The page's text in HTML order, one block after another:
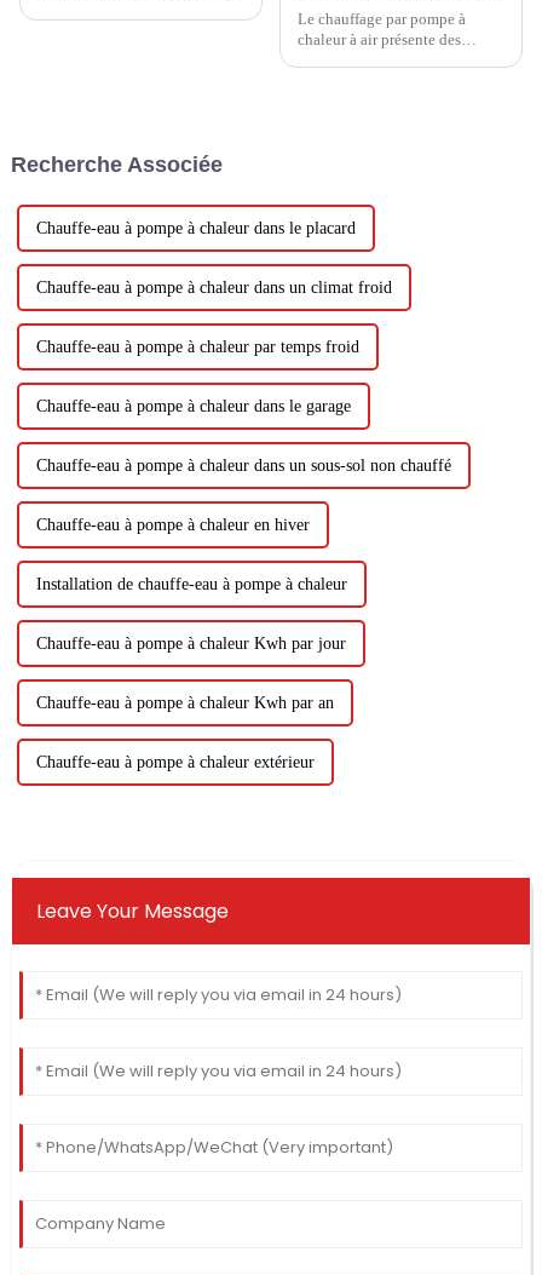
Le chauffage par pompe à
chaleur à air présente des
Recherche Associée
Chauffe-eau à pompe à chaleur dans le placard
Chauffe-eau à pompe à chaleur dans un climat froid
Chauffe-eau à pompe à chaleur par temps froid
Chauffe-eau à pompe à chaleur dans le garage
Chauffe-eau à pompe à chaleur dans un sous-sol non chauffé
Chauffe-eau à pompe à chaleur en hiver
Installation de chauffe-eau à pompe à chaleur
Chauffe-eau à pompe à chaleur Kwh par jour
Chauffe-eau à pompe à chaleur Kwh par an
Chauffe-eau à pompe à chaleur extérieur
Leave Your Message